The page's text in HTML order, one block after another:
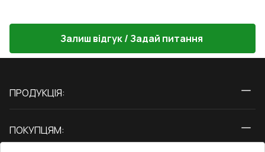
Залиш відгук / Задай питання
ПРОДУКЦІЯ:
Двері
ПОКУПЦЯМ: